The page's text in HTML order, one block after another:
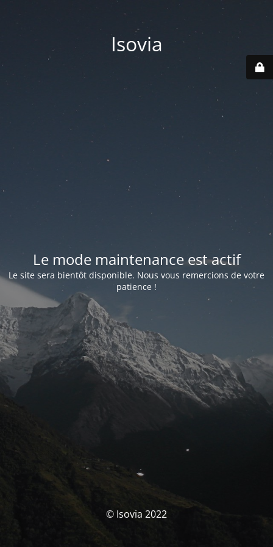
Isovia
Le mode maintenance est actif
Le site sera bientôt disponible. Nous vous remercions de votre
patience !
© Isovia 2022